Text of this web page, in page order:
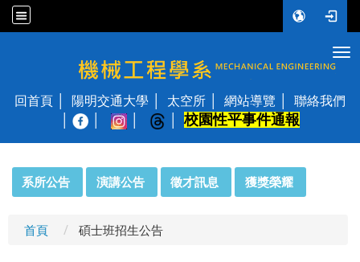
國立陽明交通大學 機械工程學系
回首頁 陽明交通大學 太空所 網站導覽
聯絡我們
校園性平事件通報
系所公告 演講公告 徵才訊息 獲獎榮耀
首頁 碩士班招生公告